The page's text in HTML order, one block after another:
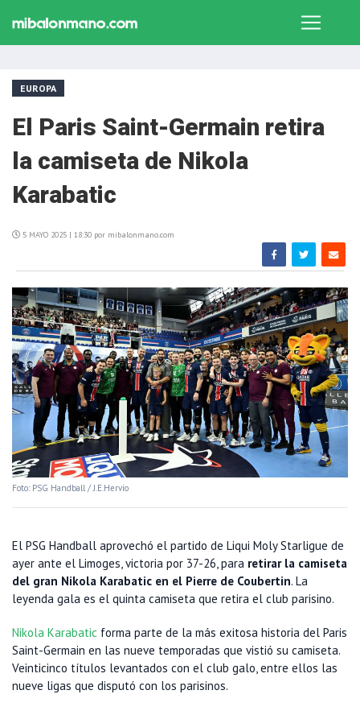
EUROPA
El Paris Saint-Germain retira
la camiseta de Nikola
Karabatic
5 MAYO 2025 | 18:30 por mibalonmano.com
Foto: PSG Handball / J.E.Hervio
El PSG Handball aprovechó el partido de Liqui Moly Starligue de
ayer ante el Limoges, victoria por 37-26, para retirar la camiseta
del gran Nikola Karabatic en el Pierre de Coubertin. La
leyenda gala es el quinta camiseta que retira el club parisino.
Nikola Karabatic forma parte de la más exitosa historia del Paris
Saint-Germain en las nueve temporadas que vistió su camiseta.
Veinticinco títulos levantados con el club galo, entre ellos las
nueve ligas que disputó con los parisinos.